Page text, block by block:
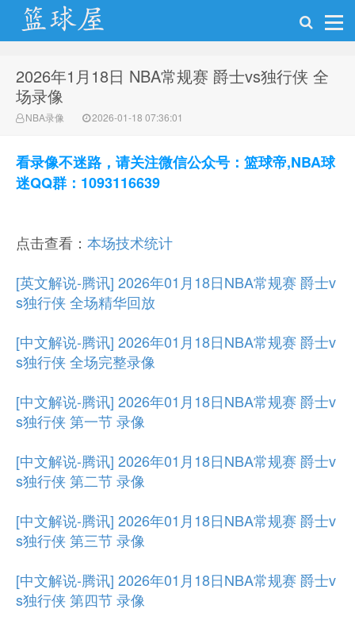
NBA录像网
2026年1月18日 NBA常规赛 爵士vs独行侠 全
场录像
NBA录像 2026-01-18 07:36:01
看录像不迷路，请关注微信公众号：篮球帝,NBA球
迷QQ群：1093116639
点击查看： 本场技术统计
[英文解说-腾讯] 2026年01月18日NBA常规赛 爵士v
s独行侠 全场精华回放
[中文解说-腾讯] 2026年01月18日NBA常规赛 爵士v
s独行侠 全场完整录像
[中文解说-腾讯] 2026年01月18日NBA常规赛 爵士v
s独行侠 第一节 录像
[中文解说-腾讯] 2026年01月18日NBA常规赛 爵士v
s独行侠 第二节 录像
[中文解说-腾讯] 2026年01月18日NBA常规赛 爵士v
s独行侠 第三节 录像
[中文解说-腾讯] 2026年01月18日NBA常规赛 爵士v
s独行侠 第四节 录像